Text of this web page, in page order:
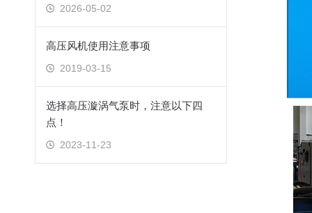
2026-05-02
高压风机使用注意事项
2019-03-15
选择高压漩涡气泵时，注意以下四
点！
2023-11-23